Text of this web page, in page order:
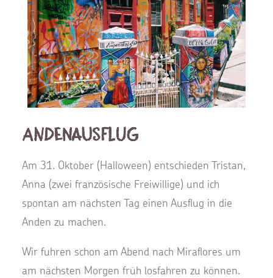
Andenausflug
Am 31. Oktober (Halloween) entschieden Tristan,
Anna (zwei französische Freiwillige) und ich
spontan am nächsten Tag einen Ausflug in die
Anden zu machen.
Wir fuhren schon am Abend nach Miraflores um
am nächsten Morgen früh losfahren zu können.